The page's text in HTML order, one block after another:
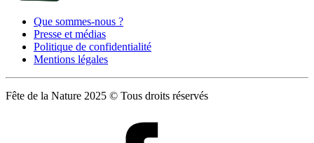
Que sommes-nous ?
Presse et médias
Politique de confidentialité
Mentions légales
Fête de la Nature 2025 © Tous droits réservés